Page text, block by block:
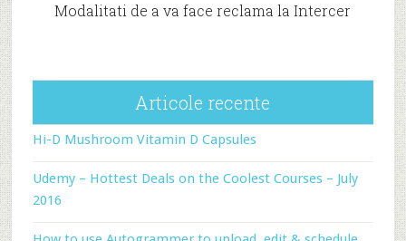
Modalitati de a va face reclama la Intercer
Articole recente
Hi-D Mushroom Vitamin D Capsules
Udemy – Hottest Deals on the Coolest Courses – July
2016